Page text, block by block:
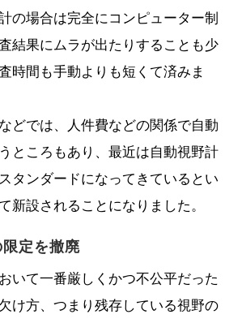
の場合は完全にコンピューター制
結果にムラが出たりすることも少
時間も手動よりも短くて済みま
どでは、人件費などの関係で自動
ところもあり、最近は自動視野計
タンダードになってきているとい
新設されることになりました。
定を撤廃
いて一番厳しくかつ不公平だった
け方、つまり残存している視野の